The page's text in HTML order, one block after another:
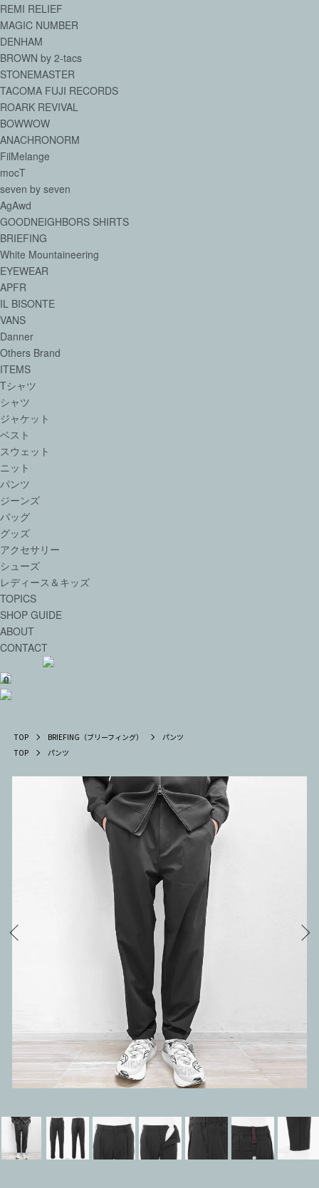
REMI RELIEF
MAGIC NUMBER
DENHAM
BROWN by 2-tacs
STONEMASTER
TACOMA FUJI RECORDS
ROARK REVIVAL
BOWWOW
ANACHRONORM
FilMelange
mocT
seven by seven
AgAwd
GOODNEIGHBORS SHIRTS
BRIEFING
White Mountaineering
EYEWEAR
APFR
IL BISONTE
VANS
Danner
Others Brand
ITEMS
Tシャツ
シャツ
ジャケット
ベスト
スウェット
ニット
パンツ
ジーンズ
バッグ
グッズ
アクセサリー
シューズ
レディース＆キッズ
TOPICS
SHOP GUIDE
ABOUT
CONTACT
0
TOP BRIEFING（ブリーフィング）
パンツ
TOP
パンツ